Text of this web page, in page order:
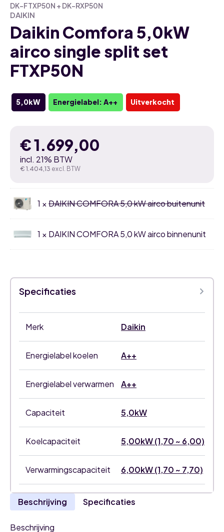
DK-FTXP50N + DK-RXP50N
DAIKIN
Daikin Comfora 5,0kW
airco single split set
FTXP50N
5,0kW Energielabel: A++ Uitverkocht
€1.699,00
incl. 21% BTW
€ 1.404,13 excl. BTW
1 ×DAIKIN COMFORA 5,0 kW airco buitenunit
1 × DAIKIN COMFORA 5,0 kW airco binnenunit
Specificaties
Merk Daikin
Energielabel koelen A++
Energielabel verwarmen A++
Capaciteit 5,0kW
Koelcapaciteit 5,00kW (1,70 ~ 6,00)
Verwarmingscapaciteit 6,00kW (1,70 ~ 7,70)
Beschrijving Specificaties
Beschrijving